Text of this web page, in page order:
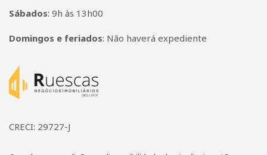
Sábados: 9h às 13h00
Domingos e feriados: Não haverá expediente
Página inicial
CRECI: 29727-J